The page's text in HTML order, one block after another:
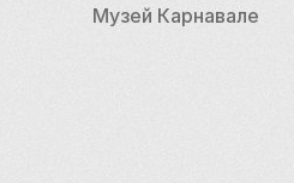
Музей Карнавале